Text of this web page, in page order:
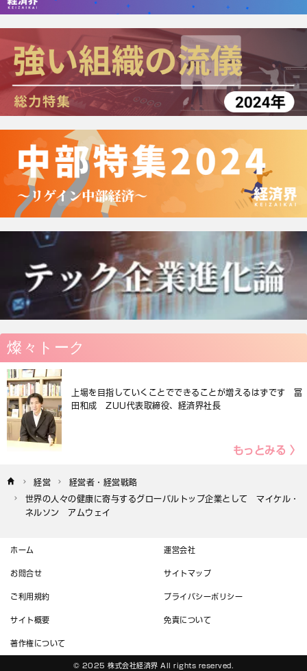
燦々トーク
上場を目指していくことでできることが増えるはずです 冨
田和成 ZUU代表取締役、経済界社長
もっとみる 〉
経営
経営者・経営戦略
世界の人々の健康に寄与するグローバルトップ企業として　マイケル・
ネルソン　アムウェイ
ホーム 運営会社
お問合せ サイトマップ
ご利用規約 プライバシーポリシー
サイト概要 免責について
著作権について
© 2025 株式会社経済界 All rights reserved.